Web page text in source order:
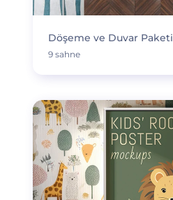
Döşeme ve Duvar Paketi
9 sahne